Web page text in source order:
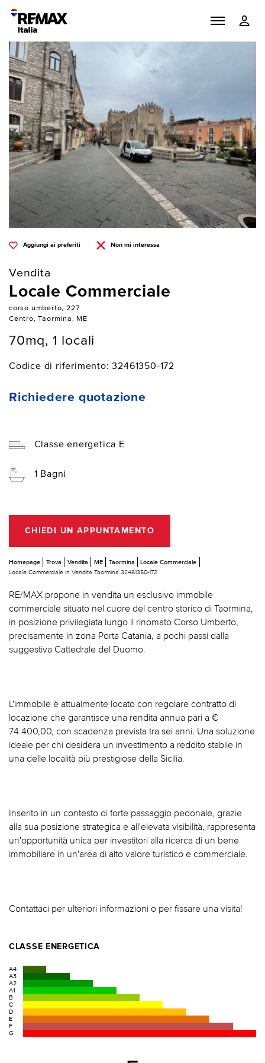
Aggiungi ai preferiti Non mi interessa
Vendita
Locale Commerciale
corso umberto, 227
Centro, Taormina, ME
70mq, 1 locali
Codice di riferimento: 32461350-172
Richiedere quotazione
Classe energetica E
1 Bagni
CHIEDI UN APPUNTAMENTO
Homepage Trova Vendita ME Taormina
Locale Commerciale
Locale Commerciale In Vendita Taormina 32461350-172
RE/MAX propone in vendita un esclusivo immobile
commerciale situato nel cuore del centro storico di Taormina,
in posizione privilegiata lungo il rinomato Corso Umberto,
precisamente in zona Porta Catania, a pochi passi dalla
suggestiva Cattedrale del Duomo.
L'immobile è attualmente locato con regolare contratto di
locazione che garantisce una rendita annua pari a €
74.400,00, con scadenza prevista tra sei anni. Una soluzione
ideale per chi desidera un investimento a reddito stabile in
una delle località più prestigiose della Sicilia.
Inserito in un contesto di forte passaggio pedonale, grazie
alla sua posizione strategica e all'elevata visibilità, rappresenta
un'opportunità unica per investitori alla ricerca di un bene
immobiliare in un'area di alto valore turistico e commerciale.
Contattaci per ulteriori informazioni o per fissare una visita!
CLASSE ENERGETICA
A4
A3
A2
A1
B
C
D
E
F
G